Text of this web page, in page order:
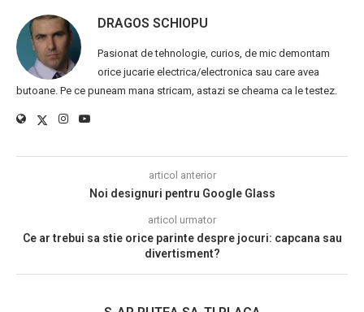
DRAGOS SCHIOPU
Pasionat de tehnologie, curios, de mic demontam
orice jucarie electrica/electronica sau care avea
butoane. Pe ce puneam mana stricam, astazi se cheama ca le testez.
articol anterior
Noi designuri pentru Google Glass
articol urmator
Ce ar trebui sa stie orice parinte despre jocuri: capcana sau
divertisment?